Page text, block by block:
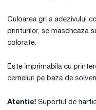
Culoarea gri a adezivului
printurilor, se mascheaza
colorate.
Este imprimabila cu
cerneluri pe baza de
Atentie! Suportul de